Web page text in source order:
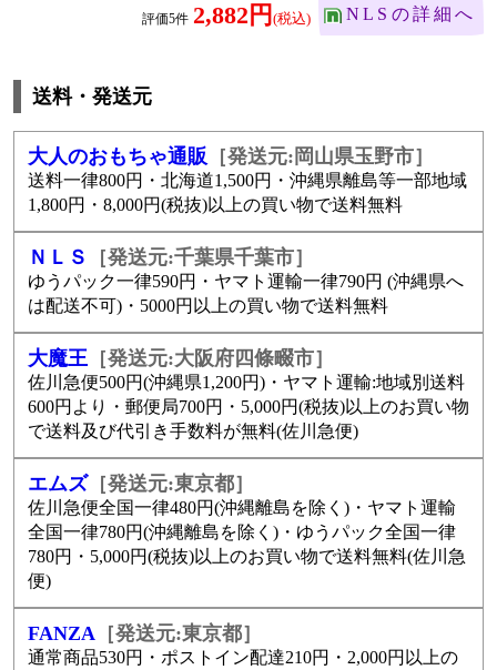
5 2,882円 NLS
送料・発送元
大人のおもちゃ通販 ［発送元:岡山県玉野市］
送料一律800円・北海道1,500円・沖縄県離島等一部地域
1,800円・8,000円(税抜)以上の買い物で送料無料
ＮＬＳ ［発送元:千葉県千葉市］
ゆうパック一律590円・ヤマト運輸一律790円 (沖縄県へ
は配送不可)・5000円以上の買い物で送料無料
大魔王 ［発送元:大阪府四條畷市］
佐川急便500円(沖縄県1,200円)・ヤマト運輸:地域別送料
600円より・郵便局700円・5,000円(税抜)以上のお買い物
で送料及び代引き手数料が無料(佐川急便)
エムズ［発送元:東京都］
佐川急便全国一律480円(沖縄離島を除く)・ヤマト運輸
全国一律780円(沖縄離島を除く)・ゆうパック全国一律
780円・5,000円(税抜)以上のお買い物で送料無料(佐川急
便)
FANZA ［発送元:東京都］
通常商品530円・ポストイン配達210円・2,000円以上の